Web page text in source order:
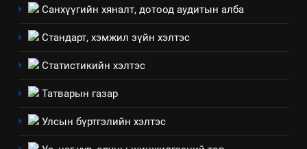
Санхүүгийн хяналт, дотоод аудитын алба
Стандарт, хэмжил зүйн хэлтэс
Статистикийн хэлтэс
Татварын газар
Улсын бүртгэлийн хэлтэс
7
байгаа хууль тогтоомж
8